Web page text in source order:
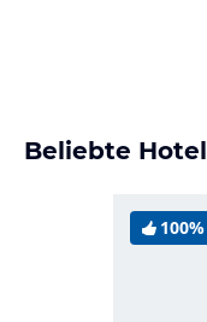
Beliebte
100%